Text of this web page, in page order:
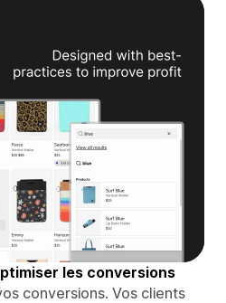
les conversions
conversions. Vos clients